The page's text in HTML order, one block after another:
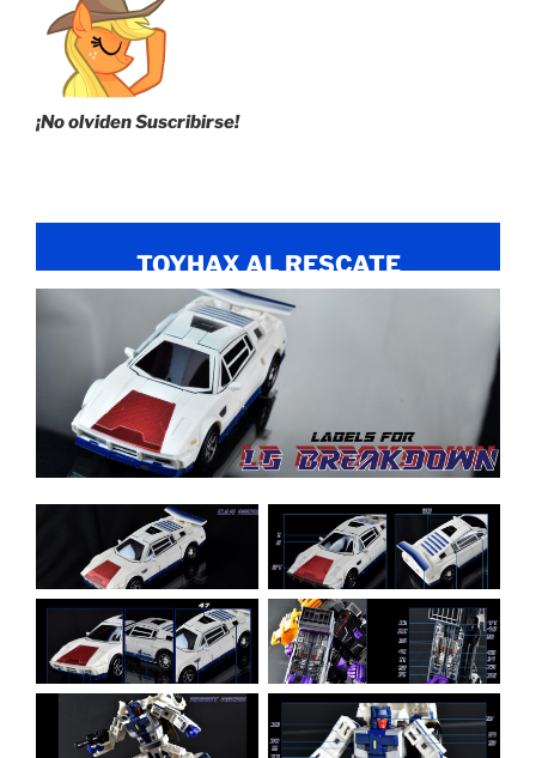
¡No olviden Suscribirse!
TOYHAX AL RESCATE